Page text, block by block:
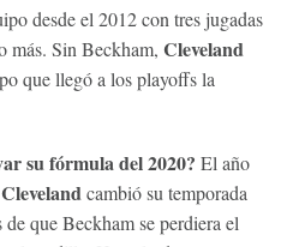
desde el 2012 con tres jugadas
más. Sin Beckham, Cleveland
que llegó a los playoffs la
su fórmula del 2020? El año
Clevelandcambió su temporada
que Beckham se perdiera el